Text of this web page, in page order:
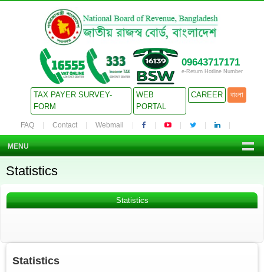
09643717171
e-Return Hotline Number
TAX PAYER SURVEY-
FORM
WEB
PORTAL
CAREER বাংলা
FAQ Contact Webmail
MENU
Statistics
Statistics
Statistics